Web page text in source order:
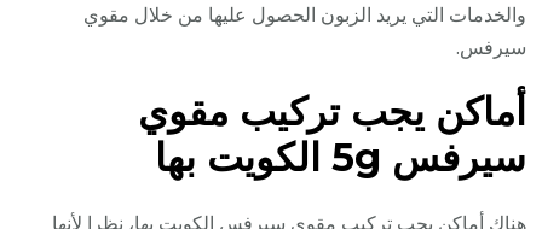
والخدمات التي يريد الزبون الحصول عليها من خلال مقوي
سيرفس.
أماكن يجب تركيب مقوي
سيرفس 5g الكويت بها
هناك أماكن يجب تركيب مقوي سيرفس الكويت بها، نظرا لأنها